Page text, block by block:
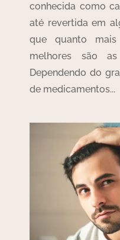
conhecida como
até revertida em
que quanto
melhores são
Dependendo do
de medicamentos...